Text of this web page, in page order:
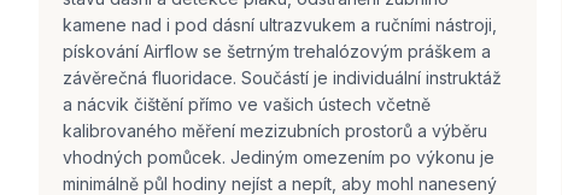
kamene nad i pod dásní ultrazvukem a ručními nástroji,
pískování Airflow se šetrným trehalózovým práškem a
závěrečná fluoridace. Součástí je individuální instruktáž
a nácvik čištění přímo ve vašich ústech včetně
kalibrovaného měření mezizubních prostorů a výběru
vhodných pomůcek. Jediným omezením po výkonu je
minimálně půl hodiny nejíst a nepít, aby mohl nanesený